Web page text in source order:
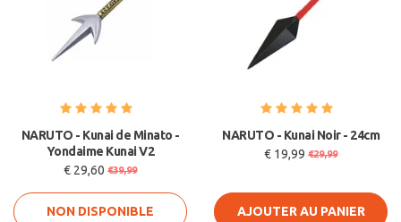
NARUTO - Kunai de Minato -
Yondaime Kunai V2
€ 29,60 €39,99
NON DISPONIBLE
NARUTO - Kunai Noir - 24cm
€ 19,99 €29,99
AJOUTER AU PANIER